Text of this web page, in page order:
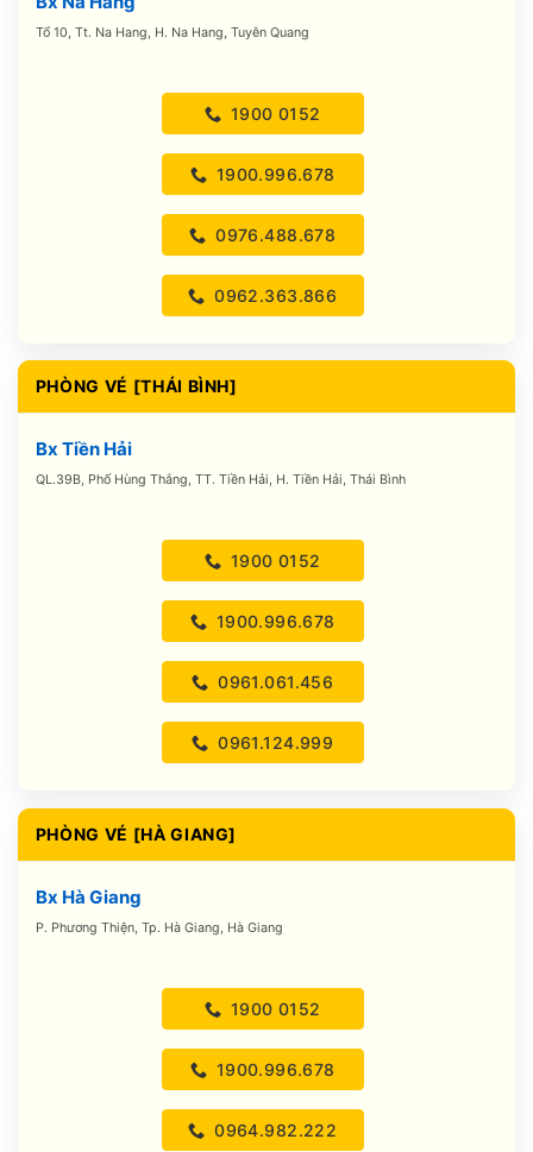
Tổ 10, Tt. Na Hang, H. Na Hang, Tuyên Quang
1900 0152
1900.996.678
0976.488.678
0962.363.866
PHÒNG VÉ [THÁI BÌNH]
Bx Tiền Hải
QL.39B, Phố Hùng Thắng, TT. Tiền Hải, H. Tiền Hải, Thái Bình
1900 0152
1900.996.678
0961.061.456
0961.124.999
PHÒNG VÉ [HÀ GIANG]
Bx Hà Giang
P. Phương Thiện, Tp. Hà Giang, Hà Giang
1900 0152
1900.996.678
0964.982.222